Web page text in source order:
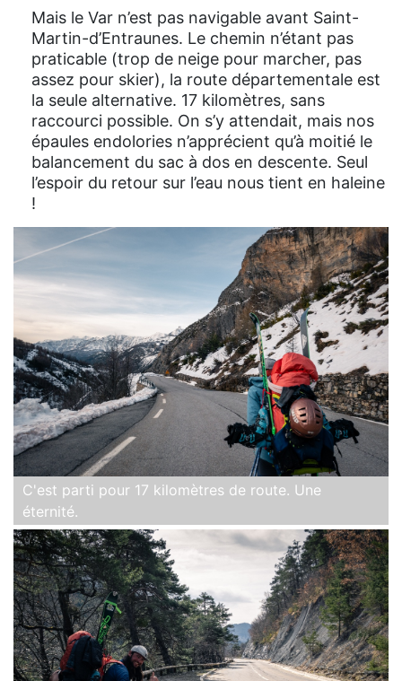
Mais le Var n’est pas navigable avant Saint-
Martin-d’Entraunes. Le chemin n’étant pas
praticable (trop de neige pour marcher, pas
assez pour skier), la route départementale est
la seule alternative. 17 kilomètres, sans
raccourci possible. On s’y attendait, mais nos
épaules endolories n’apprécient qu’à moitié le
balancement du sac à dos en descente. Seul
l’espoir du retour sur l’eau nous tient en haleine
!
C'est parti pour 17 kilomètres de route. Une
éternité.